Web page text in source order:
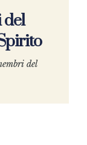
del
del